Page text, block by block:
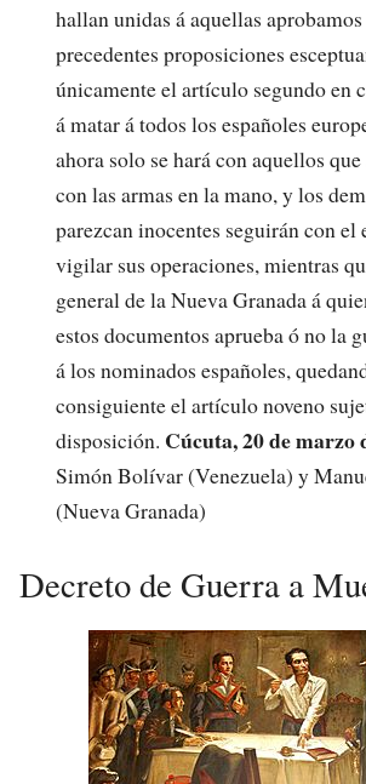
hallan unidas á aquellas aprobamos
precedentes proposiciones
únicamente el artículo segundo en
á matar á todos los españoles
ahora solo se hará con aquellos
con las armas en la mano, y los
parezcan inocentes seguirán con el
vigilar sus operaciones, mientras
general de la Nueva Granada á
estos documentos aprueba ó no la
á los nominados españoles,
consiguiente el artículo noveno
disposición. Cúcuta, 20 de marzo
Simón Bolívar (Venezuela) y
(Nueva Granada)
Decreto de Guerra a